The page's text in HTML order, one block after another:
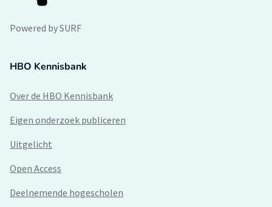
Powered by SURF
HBO Kennisbank
Over de HBO Kennisbank
Eigen onderzoek publiceren
Uitgelicht
Open Access
Deelnemende hogescholen